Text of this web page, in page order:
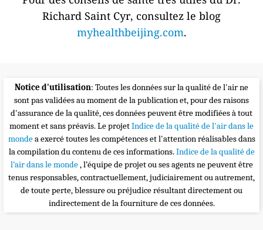
Richard Saint Cyr, consultez le blog
myhealthbeijing.com.
Notice d'utilisation: Toutes les données sur la qualité de l'air ne
sont pas validées au moment de la publication et, pour des raisons
d'assurance de la qualité, ces données peuvent être modifiées à tout
moment et sans préavis. Le projetIndice de la qualité de l'air dans le
mondea exercé toutes les compétences et l'attention réalisables dans
la compilation du contenu de ces informations.Indice de la qualité de
l’air dans le monde, l’équipe de projet ou ses agents ne peuvent être
tenus responsables, contractuellement, judiciairement ou autrement,
de toute perte, blessure ou préjudice résultant directement ou
indirectement de la fourniture de ces données.